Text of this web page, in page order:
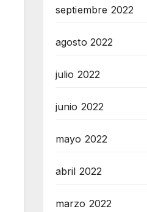
septiembre 2022
agosto 2022
julio 2022
junio 2022
mayo 2022
abril 2022
marzo 2022